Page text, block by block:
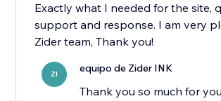
Exactly what I needed for the site,
support and response. I am very
Zider team, Thank you!
ZI equipo de Zider INK
Thank you so much for